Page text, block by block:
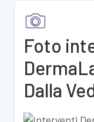
Foto
Dalla